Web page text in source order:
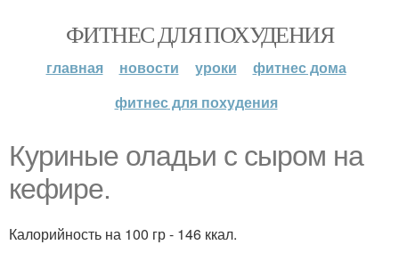
ФИТНЕС ДЛЯ ПОХУДЕНИЯ
главная новости уроки
фитнес дома
фитнес для похудения
Куриные оладьи с сыром на
кефире.
Калорийность на 100 гр - 146 ккал.